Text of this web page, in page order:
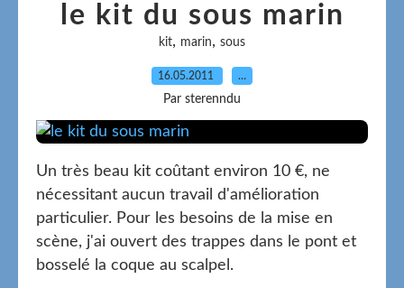
le kit du sous marin
kit, marin, sous
16.05.2011 …
Par sterenndu
Un très beau kit coûtant environ 10 €, ne
nécessitant aucun travail d'amélioration
particulier. Pour les besoins de la mise en
scène, j'ai ouvert des trappes dans le pont et
bosselé la coque au scalpel.